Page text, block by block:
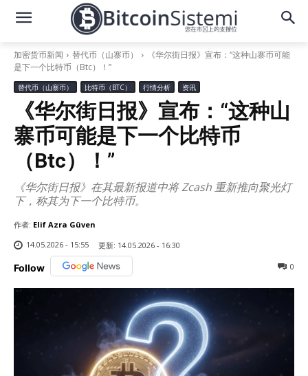
加密货币新闻 替代币（山寨币）
《华尔街日报》宣布：“这种山寨币可能
是下一个比特币（Btc）！”
替代币（山寨币） 比特币（BTC） 行情分析 资讯
《华尔街日报》宣布：“这种山
寨币可能是下一个比特币
（Btc）！”
《华尔街日报》在其最新报道中将 Zcash 重新推向聚光灯
下，称其为下一个比特币。
作者: Elif Azra Güven
14.05.2026 - 15:55
更新: 14.05.2026 - 16:30
Follow 0